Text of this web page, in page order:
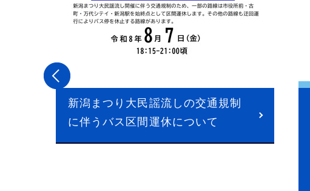
新潟まつり大民謡流しの交通規制
に伴うバス区間運休について